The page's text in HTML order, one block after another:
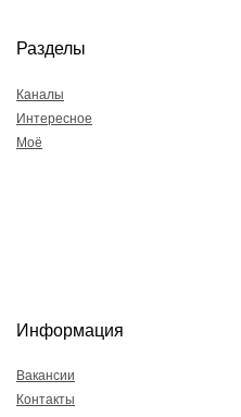
Разделы
Каналы
Интересное
Моё
Информация
Вакансии
Контакты